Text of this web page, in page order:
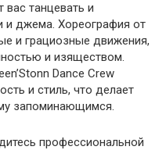
вас танцевать и
и джема. Хореография от
и грациозные движения,
и изяществом.
Dance Crew
и стиль, что делает
запоминающимся.
профессиональной